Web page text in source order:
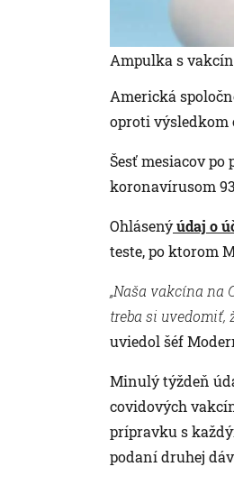
Ampulka s
Americká
oproti výsledkom
Šesť mesiacov
koronavírusom 93
Ohlásenýúdaj o
teste, po ktorom
„Naša vakcína na
treba si uvedomiť,
uviedol šéf
Minulý týždeň
covidových
prípravku s
podaní druhej